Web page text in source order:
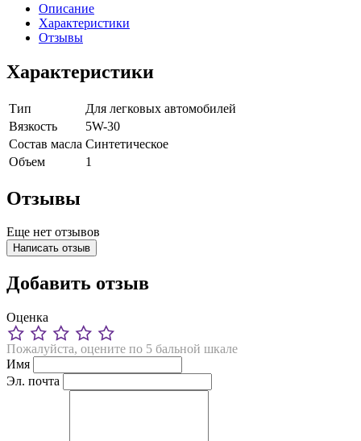
Описание
Характеристики
Отзывы
Характеристики
Тип
Для легковых автомобилей
Вязкость
5W-30
Состав масла Синтетическое
Объем
1
Отзывы
Еще нет отзывов
Написать отзыв
Добавить отзыв
Оценка
Пожалуйста, оцените по 5 бальной шкале
Имя
Эл. почта